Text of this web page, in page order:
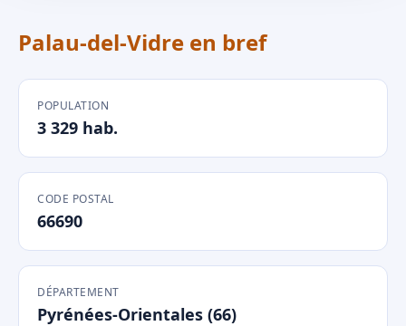
Palau-del-Vidre en bref
POPULATION
3 329 hab.
CODE POSTAL
66690
DÉPARTEMENT
Pyrénées-Orientales (66)